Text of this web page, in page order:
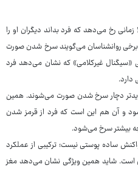
رخ می‌دهد که فرد بداند دیگران او را
روانشناسان می‌گویند سرخ شدن صورت
«سیگنال غیرکلامی» که نشان می‌دهد فرد
دچار سرخ شدن صورت می‌شوند. همین
و آن هم این است که فرد از قرمز شدن
بیشتر سرخ می‌شود.
ساده پوستی نیست؛ ترکیبی از عملکرد
است. شاید همین ویژگی نشان می‌دهد مغز